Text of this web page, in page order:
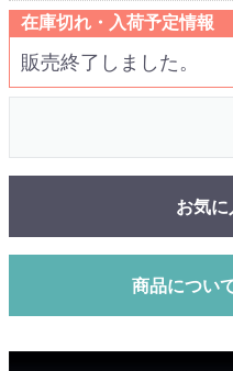
在庫切れ・入荷予定情報
販売終了しました。
お気
商品につい